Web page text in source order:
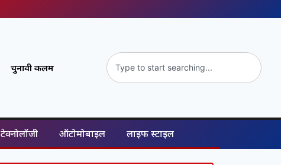
चुनावी कलम
टेक्नोलॉजी ऑटोमोबाइल लाइफ स्टाइल